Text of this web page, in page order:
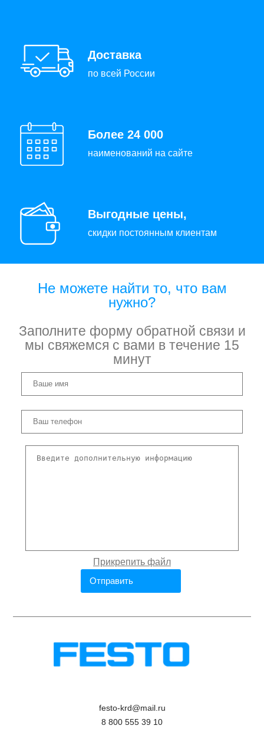
Доставка
по всей России
Более 24 000
наименований на сайте
Выгодные цены,
скидки постоянным клиентам
Не можете найти то, что вам
нужно?
Заполните форму обратной связи и
мы свяжемся с вами в течение 15
минут
festo-krd@mail.ru
8 800 555 39 10